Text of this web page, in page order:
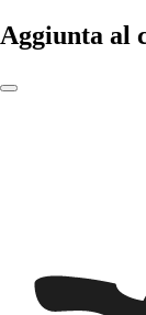
Aggiunta al